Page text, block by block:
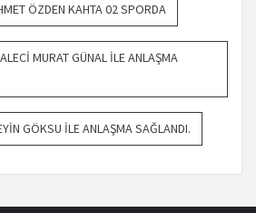
ÖZDEN KAHTA 02 SPORDA
MURAT GÜNAL ILE ANLAŞMA
GÖKSU ILE ANLAŞMA SAĞLANDI.